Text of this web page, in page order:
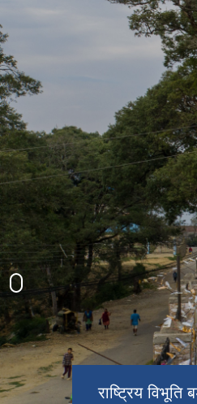
राष्ट्रिय विभूति
घटाल
अमरगढी